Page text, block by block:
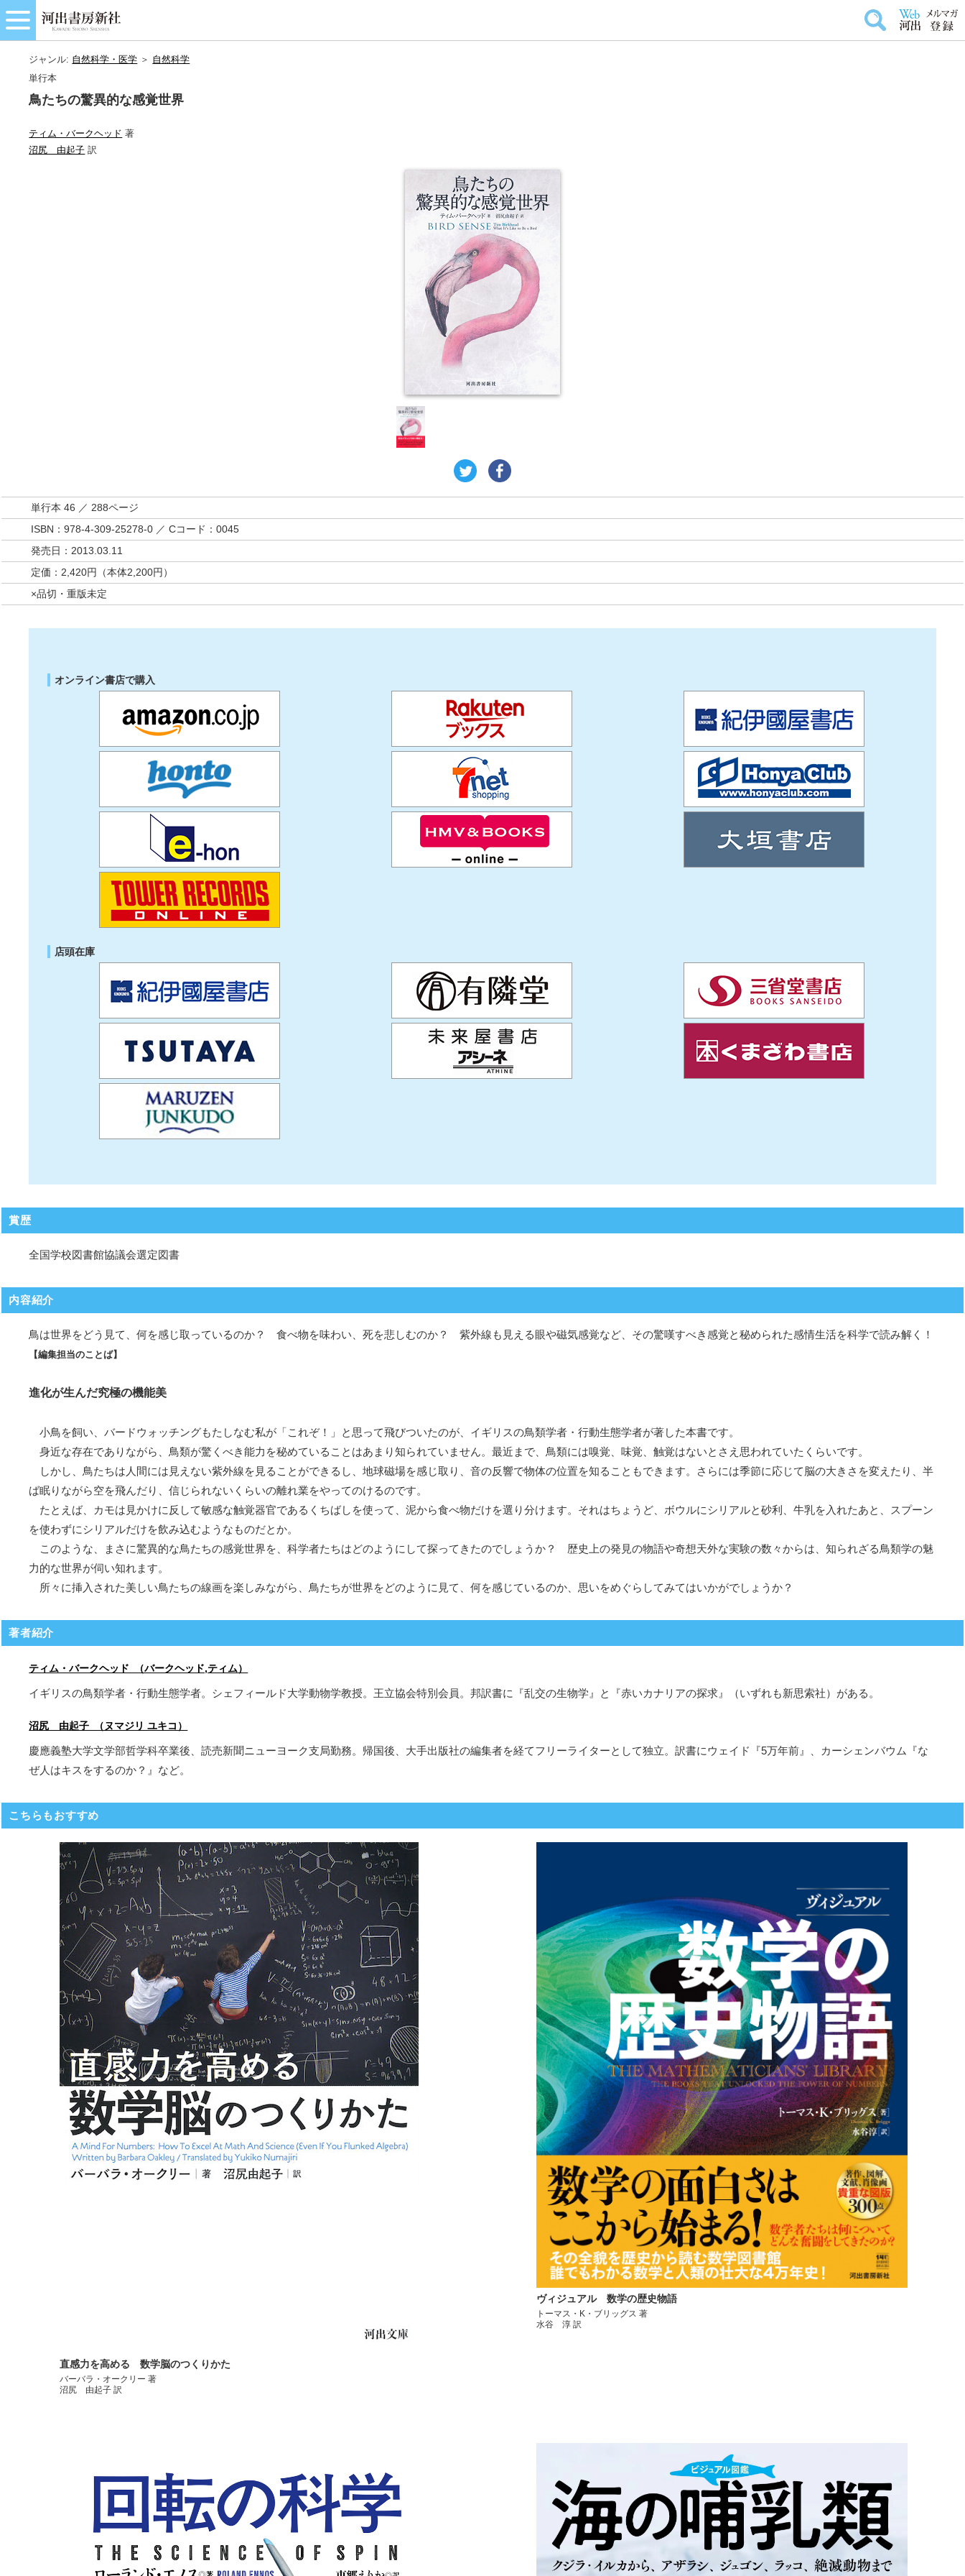
ジャンル: 自然科学・医学 ＞ 自然科学
単行本
鳥たちの驚異的な感覚世界
ティム・バークヘッド 著
沼尻 由起子 訳
単行本 46 ／ 288ページ
ISBN：978-4-309-25278-0 ／ Cコード：0045
発売日：2013.03.11
定価：2,420円（本体2,200円）
×品切・重版未定
オンライン書店で購入
店頭在庫
賞歴
全国学校図書館協議会選定図書
内容紹介
鳥は世界をどう見て、何を感じ取っているのか？ 食べ物を味わい、死を悲しむのか？ 紫外線も見える眼や磁気感覚など、その驚嘆すべき感覚と秘められた感情生活を科学で読み解く！
【編集担当のことば】
進化が生んだ究極の機能美
小鳥を飼い、バードウォッチングもたしなむ私が「これぞ！」と思って飛びついたのが、イギリスの鳥類学者・行動生態学者が著した本書です。
身近な存在でありながら、鳥類が驚くべき能力を秘めていることはあまり知られていません。最近まで、鳥類には嗅覚、味覚、触覚はないとさえ思われていたくらいです。
しかし、鳥たちは人間には見えない紫外線を見ることができるし、地球磁場を感じ取り、音の反響で物体の位置を知ることもできます。さらには季節に応じて脳の大きさを変えたり、半
ば眠りながら空を飛んだり、信じられないくらいの離れ業をやってのけるのです。
たとえば、カモは見かけに反して敏感な触覚器官であるくちばしを使って、泥から食べ物だけを選り分けます。それはちょうど、ボウルにシリアルと砂利、牛乳を入れたあと、スプーン
を使わずにシリアルだけを飲み込むようなものだとか。
このような、まさに驚異的な鳥たちの感覚世界を、科学者たちはどのようにして探ってきたのでしょうか？ 歴史上の発見の物語や奇想天外な実験の数々からは、知られざる鳥類学の魅
力的な世界が伺い知れます。
所々に挿入された美しい鳥たちの線画を楽しみながら、鳥たちが世界をどのように見て、何を感じているのか、思いをめぐらしてみてはいかがでしょうか？
著者紹介
ティム・バークヘッド （バークヘッド,ティム）
イギリスの鳥類学者・行動生態学者。シェフィールド大学動物学教授。王立協会特別会員。邦訳書に『乱交の生物学』と『赤いカナリアの探求』（いずれも新思索社）がある。
沼尻 由起子 （ヌマジリ ユキコ）
慶應義塾大学文学部哲学科卒業後、読売新聞ニューヨーク支局勤務。帰国後、大手出版社の編集者を経てフリーライターとして独立。訳書にウェイド『5万年前』、カーシェンバウム『な
ぜ人はキスをするのか？』など。
こちらもおすすめ
直感力を高める 数学脳のつくりかた
バーバラ・オークリー 著
沼尻 由起子 訳
ヴィジュアル 数学の歴史物語
トーマス・K・ブリッグス 著
水谷 淳 訳